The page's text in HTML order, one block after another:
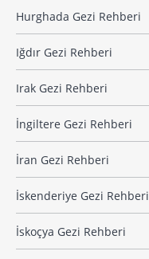
Hurghada Gezi Rehberi
Iğdır Gezi Rehberi
Irak Gezi Rehberi
İngiltere Gezi Rehberi
İran Gezi Rehberi
İskenderiye Gezi Rehberi
İskoçya Gezi Rehberi